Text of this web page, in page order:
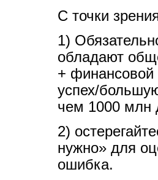
С точки
1)
обладают
+ финансовой
успех/
чем 1000 млн
2)
нужно» для
ошибка.